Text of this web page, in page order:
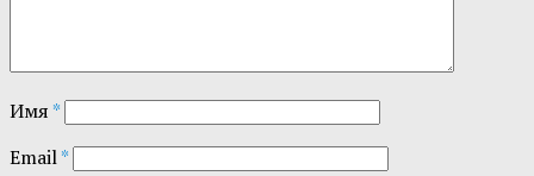
Имя*
Email*